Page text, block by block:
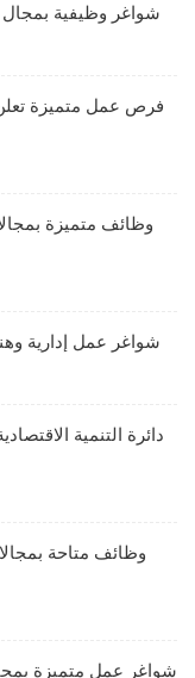
شواغر وظيفية بمجال
فرص عمل متميزة
وظائف متميزة
شواغر عمل إدارية
دائرة التنمية
وظائف متاحة
شواغر عمل متميزة